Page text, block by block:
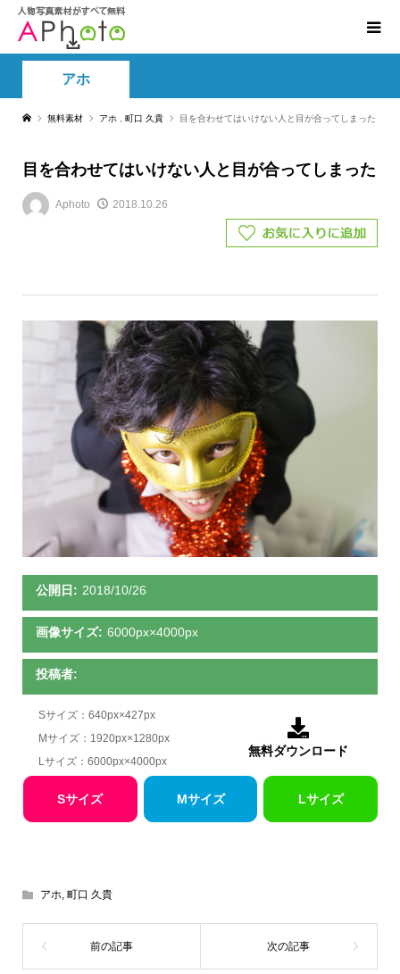
アホ
無料素材 アホ 町口 久貴 目を合わせてはいけない人と目が合ってしまった
目を合わせてはいけない人と目が合ってしまった
Aphoto 2018.10.26
公開日: 2018/10/26
画像サイズ: 6000px×4000px
投稿者:
Sサイズ：640px×427px
Mサイズ：1920px×1280px
Lサイズ：6000px×4000px

無料ダウンロード
Sサイズ Mサイズ Lサイズ
アホ, 町口 久貴